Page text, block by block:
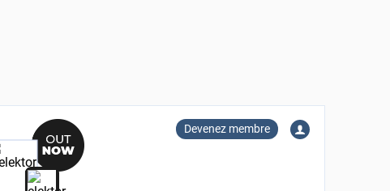
Devenez membre